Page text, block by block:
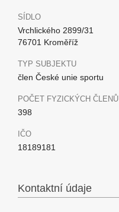
SÍDLO
Vrchlického 2899/31
76701 Kroměříž
TYP SUBJEKTU
člen České unie sportu
POČET FYZICKÝCH ČLENŮ
398
IČO
18189181
Kontaktní údaje